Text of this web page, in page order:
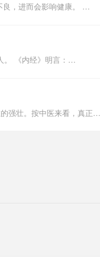
良，进而会影响健康。 …
。 《内经》明言：…
强壮。按中医来看，真正…